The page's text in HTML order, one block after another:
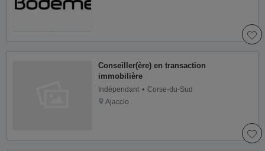
Conseiller(ère) en transaction
immobilière
Indépendant
Corse-du-Sud
Ajaccio